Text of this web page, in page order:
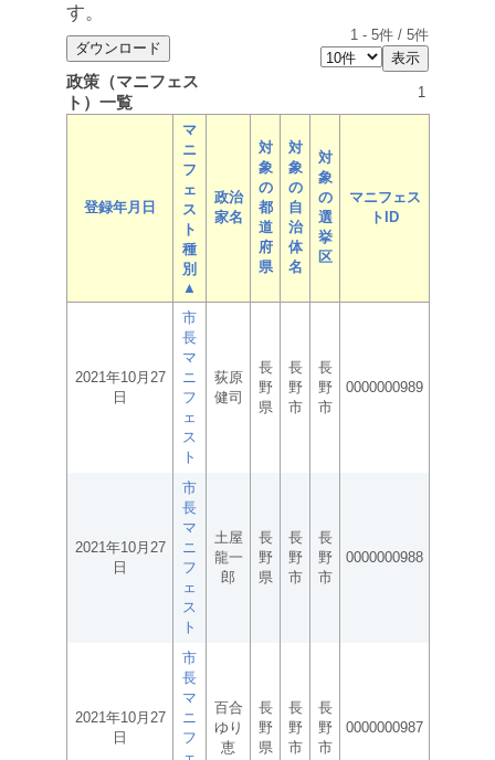
す。
1 - 5件 / 5件
政策（マニフェス
ト）一覧
1
登録年月日
マ
ニ
フ
ェ
ス
ト
種
別
▲
政治
家名
対
象
の
都
道
府
県
対
象
の
自
治
体
名
対
象
の
選
挙
区
マニフェス
トID
2021年10月27
日
市
長
マ
ニ
フ
ェ
ス
ト
荻原
健司
長
野
県
長
野
市
長
野
市
0000000989
2021年10月27
日
市
長
マ
ニ
フ
ェ
ス
ト
土屋
龍一
郎
長
野
県
長
野
市
長
野
市
0000000988
2021年10月27
日
市
長
マ
ニ
フ
百合
ゆり
恵
長
野
県
長
野
市
長
野
市
0000000987